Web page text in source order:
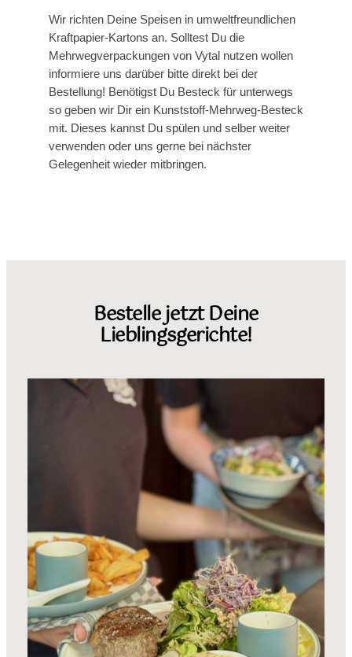
Wir richten Deine Speisen in umweltfreundlichen
Kraftpapier-Kartons an. Solltest Du die
Mehrwegverpackungen von Vytal nutzen wollen
informiere uns darüber bitte direkt bei der
Bestellung! Benötigst Du Besteck für unterwegs
so geben wir Dir ein Kunststoff-Mehrweg-Besteck
mit. Dieses kannst Du spülen und selber weiter
verwenden oder uns gerne bei nächster
Gelegenheit wieder mitbringen.
Bestelle jetzt Deine
Lieblingsgerichte!